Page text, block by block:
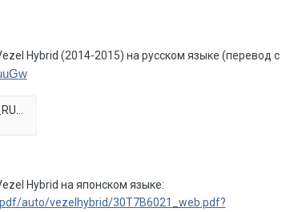
Hybrid (2014-2015) на русском языке (перевод с
Hybrid на японском языке:
auto/vezelhybrid/30T7B6021_web.pdf?